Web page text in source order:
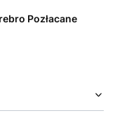
Pozłacane